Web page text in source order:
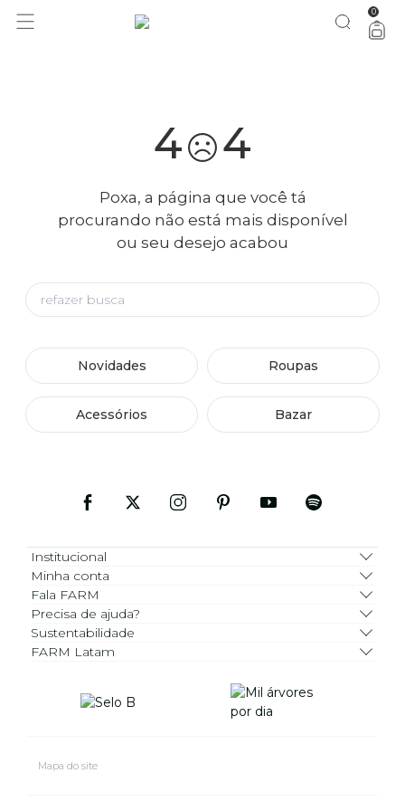
você merece 30% OFF pra comemorar com a gente aproveita! 0
4 4
Poxa, a página que você tá
procurando não está mais disponível
ou seu desejo acabou
Novidades Roupas
Acessórios Bazar
Institucional
Minha conta
Fala FARM
Precisa de ajuda?
Sustentabilidade
FARM Latam
Mapa do site